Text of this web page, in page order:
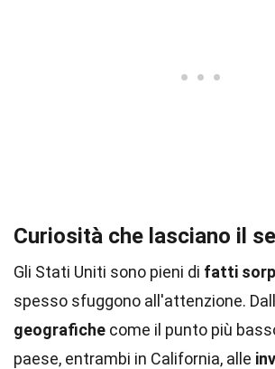
Curiosità che lasciano il
Gli Stati Uniti sono pieni di fatti
spesso sfuggono all'attenzione.
geografiche come il punto più
paese, entrambi in California, alle